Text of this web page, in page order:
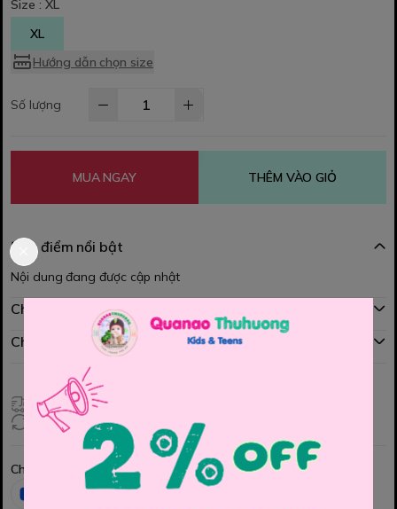
Size : XL
XL
Hướng dẫn chọn size
Số lượng
MUA NGAY THÊM VÀO GIỎ
Đặc điểm nổi bật
Nội dung đang được cập nhật
Chính sách mua hàng
Chính sách đổi hàng
Giao hàng toàn quốc
Đổi hàng 3 ngày (HCM), 7 ngày (Tỉnh)
Chia sẻ